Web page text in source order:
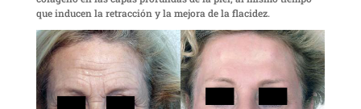
que inducen la retracción y la mejora de la flacidez.